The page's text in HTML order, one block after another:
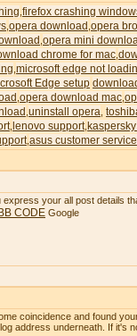
firefox crashing
opera download opera
opera mini
chrome for mac
microsoft edge not
Edge setup
opera download mac
uninstall opera
lenovo support
asus customer service
your all post details
BB CODE Google
coincidence and found
address underneath. If it's